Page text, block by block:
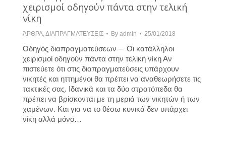
χειρισμοί οδηγούν πάντα στην τελική
νίκη
ΆΡΘΡΑ ΔΙΑΠΡΑΓΜΑΤΕΥΣΕΙΣ By admin 25/01/2018
Οδηγός διαπραγματεύσεων – Οι κατάλληλοι
χειρισμοί οδηγούν πάντα στην τελική νίκη Αν
πιστεύετε ότι στις διαπραγματεύσεις υπάρχουν
νικητές και ηττημένοι θα πρέπει να αναθεωρήσετε τις
τακτικές σας. Ιδανικά και τα δύο στρατόπεδα θα
πρέπει να βρίσκονται με τη μεριά των νικητών ή των
χαμένων. Και για να το θέσω κυνικά δεν υπάρχει
νίκη αλλά μόνο…